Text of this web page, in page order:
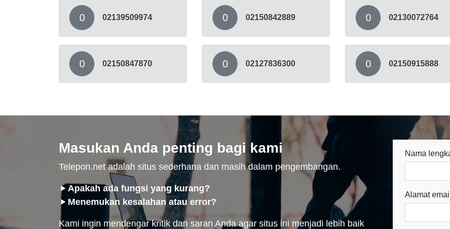
0 02139509974 0 02150842889 0 02130072764
0 02150847870 0 02127836300 0 02150915888
Masukan Anda penting bagi kami
Telepon.net adalah situs sederhana dan masih dalam pengembangan.
Apakah ada fungsi yang kurang?
Menemukan kesalahan atau error?
Kami ingin mendengar kritik dan saran Anda agar situs ini menjadi lebih baik
Nama
Alamat